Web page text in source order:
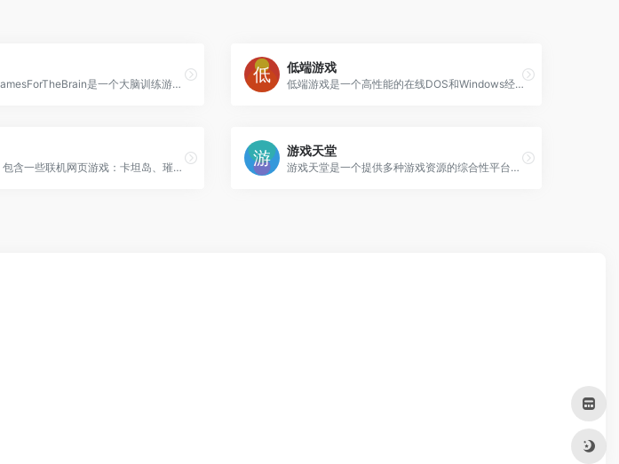
益智游戏GamesForTheBrain是一个大脑训练游戏平台，是一个旨在提高用户智力和思维能力的在线游戏平台。
低端游戏
低端游戏是一个高性能的在线DOS和Windows经典游戏平台，提供265款游戏，支持多种硬件加速和手柄操作，优化流畅度和延迟。
桌游合集，包含一些联机网页游戏：卡坦岛、璀璨宝石、飞行棋、UNO、谁是卧底
游戏天堂
游戏天堂是一个提供多种游戏资源的综合性平台，包含网页游戏、单机游戏、手机游戏等多种游戏类型。